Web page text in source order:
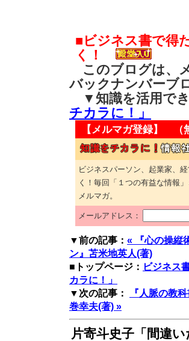
■ビジネス書で得
く！
このブログは、
バックナンバーブ
▼知識を活用で
チカラに！」
【メルマガ登録】 （
ビジネスパーソン、起業家、
く！毎回「１つの有益な情報
メルマガ。
メールアドレス：
▼前の記事： « 『心の操縦
ン』苫米地英人(著)
■トップページ： ビジネス
カラに！」
▼次の記事：
『人脈の教
巻幸夫(著) »
片寄斗史子「間違